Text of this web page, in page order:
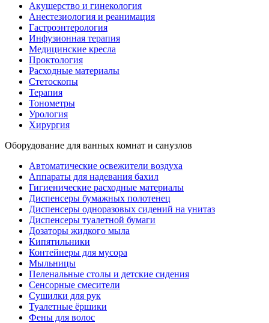
Акушерство и гинекология
Анестезиология и реанимация
Гастроэнтерология
Инфузионная терапия
Медицинские кресла
Проктология
Расходные материалы
Стетоскопы
Терапия
Тонометры
Урология
Хирургия
Оборудование для ванных комнат и санузлов
Автоматические освежители воздуха
Аппараты для надевания бахил
Гигиенические расходные материалы
Диспенсеры бумажных полотенец
Диспенсеры одноразовых сидений на унитаз
Диспенсеры туалетной бумаги
Дозаторы жидкого мыла
Кипятильники
Контейнеры для мусора
Мыльницы
Пеленальные столы и детские сидения
Сенсорные смесители
Сушилки для рук
Туалетные ёршики
Фены для волос